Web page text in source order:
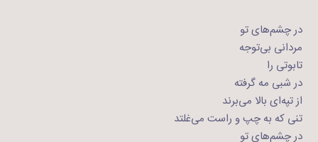
در چشم‌های تو
مردانی بی‌توجه
تابوتی را
در شبی مه گرفته
از تپه‌ای بالا می‌برند
تنی که به چپ و راست می‌غلتد
در چشم‌های تو